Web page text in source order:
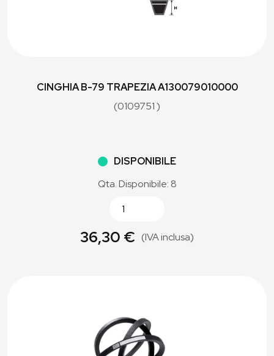
CINGHIA B-79 TRAPEZIA A130079010000
(0109751 )
DISPONIBILE
Qta. Disponibile: 8
36,30 € (IVA inclusa)